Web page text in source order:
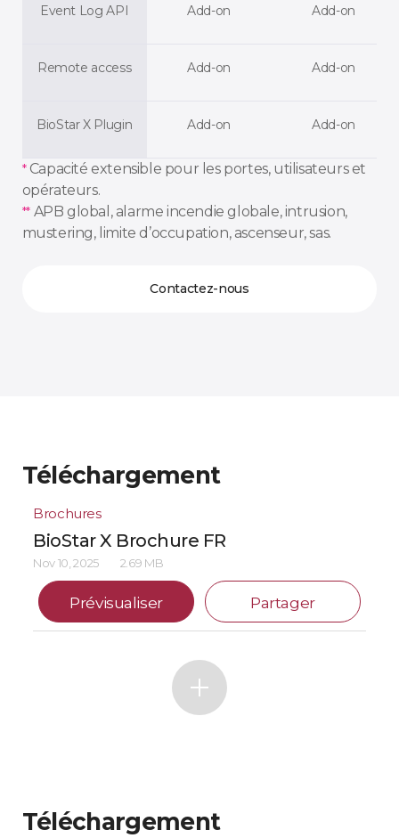
Event Log API
Remote access
BioStar X Plugin
Add-on
Add-on
Add-on
Add-on
Add-on
Add-on
*Capacité extensible pour les portes, utilisateurs et
opérateurs.
**APB global, alarme incendie globale, intrusion,
mustering, limite d’occupation, ascenseur, sas.
Contactez-nous
Téléchargement
Brochures
BioStar X Brochure FR
Nov 10, 2025 2.69 MB
Prévisualiser Partager
Téléchargement